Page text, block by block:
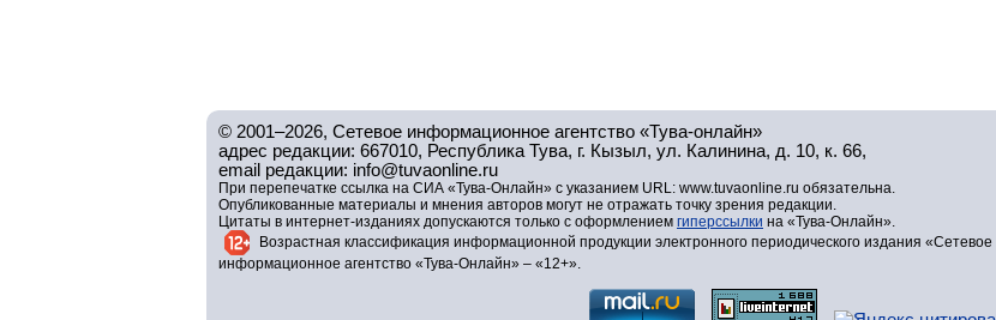
© 2001–2026, Сетевое информационное агентство «Тува-онлайн»
адрес редакции: 667010, Республика Тува, г. Кызыл, ул. Калинина, д. 10, к. 66,
email редакции: info@tuvaonline.ru
При перепечатке ссылка на СИА «Тува-Онлайн» с указанием URL: www.tuvaonline.ru обязательна.
Опубликованные материалы и мнения авторов могут не отражать точку зрения редакции.
Цитаты в интернет-изданиях допускаются только с оформлением гиперссылки на «Тува-Онлайн».
Возрастная классификация информационной продукции электронного периодического издания «Сетевое
информационное агентство «Тува-Онлайн» – «12+».